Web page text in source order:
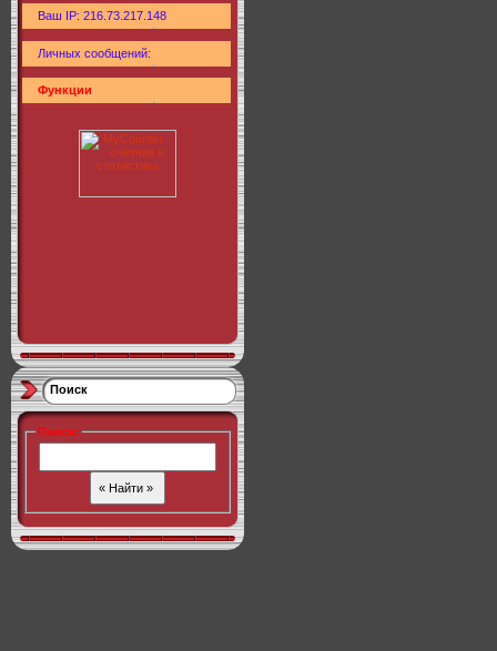
Ваш IP: 216.73.217.148
Личных сообщений:
Функции
Поиск
Поиск: